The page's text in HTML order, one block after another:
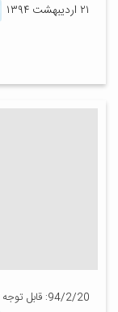
۲۱ اردیبهشت ۱۳۹۴
94/2/20: قابل توجه کلیه دانشجویان پردیس